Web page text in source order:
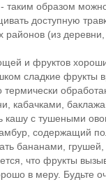
- таким образом
доступную
районов (из
и фруктов
сладкие фрукты
термически
кабачками,
кашу с тушеными
содержащий
бананами,
что фрукты
в меру. Будьте